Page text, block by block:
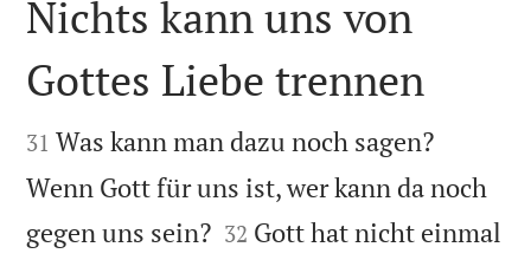

Nichts kann uns von
Gottes Liebe trennen

31 Was kann man dazu noch sagen?
Wenn Gott für uns ist, wer kann da noch
gegen uns sein?
32 Gott hat nicht einmal